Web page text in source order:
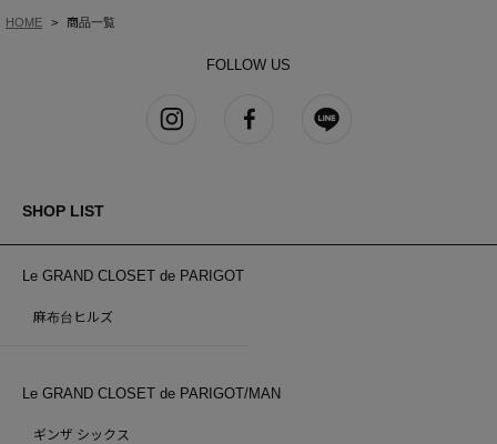
HOME 商品一覧
FOLLOW US
SHOP LIST
Le GRAND CLOSET de PARIGOT
麻布台ヒルズ
Le GRAND CLOSET de PARIGOT/MAN
ギンザ シックス